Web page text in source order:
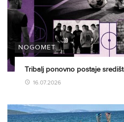
NOGOMET
Tribalj ponovno postaje
16.07.2026